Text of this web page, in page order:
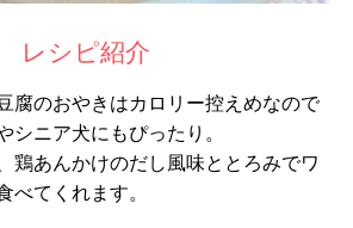
レシピ紹介
腐のおやきはカロリー控えめなので
シニア犬にもぴったり。
鶏あんかけのだし風味ととろみでワ
べてくれます。